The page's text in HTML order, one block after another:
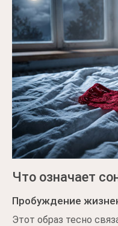
Что означает
Пробуждение
Этот образ тесно